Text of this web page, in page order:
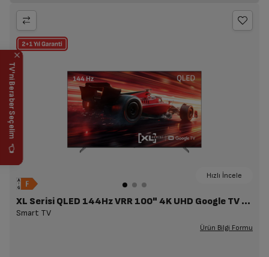
Hızlı İncele
XL Serisi QLED 144Hz VRR 100" 4K UHD Google TV A XL100 C
Smart TV
Ürün Bilgi Formu
TV'ni Beraber Seçelim 👈